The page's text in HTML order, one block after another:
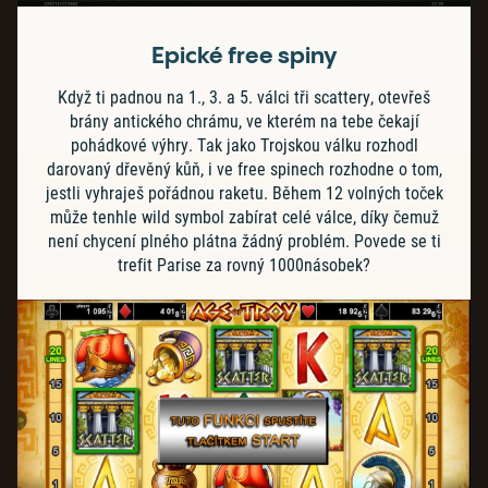
Epické free spiny
Když ti padnou na 1., 3. a 5. válci tři scattery, otevřeš
brány antického chrámu, ve kterém na tebe čekají
pohádkové výhry. Tak jako Trojskou válku rozhodl
darovaný dřevěný kůň, i ve free spinech rozhodne o tom,
jestli vyhraješ pořádnou raketu. Během 12 volných toček
může tenhle wild symbol zabírat celé válce, díky čemuž
není chycení plného plátna žádný problém. Povede se ti
trefit Parise za rovný 1000násobek?